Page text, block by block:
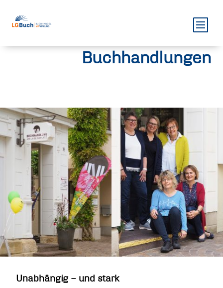
Buchhandlungen
Unabhängig – und stark